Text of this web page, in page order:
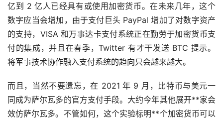
亿到 2 亿人已经具有或使用加密货币。在未来几年，这个
数字应当会增加，由于支付巨头 PayPal 增加了对数字资产
的支持，VISA 和万事达卡支付系统正在勤劳于加密货币支
付的集成，并且在春季，Twitter 有才干发送 BTC 提示。
将军事技术协作融入支付系统的趋向只会越来越大。
而且，当然不要遗忘，在 2021 年 9 月，比特币与美元一
同成为萨尔瓦多的官方支付手段。大约今年其他展开**家会
效仿萨尔瓦多。不管如何，这个实验标明**个加密货币可以